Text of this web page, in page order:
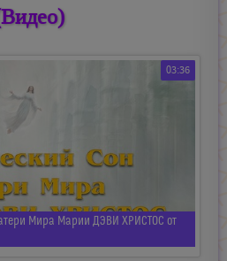
03:36
Мира Марии ДЭВИ ХРИСТОС от